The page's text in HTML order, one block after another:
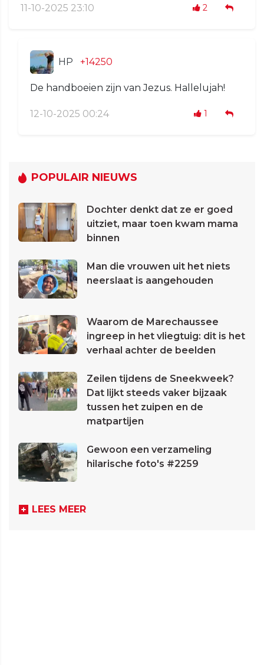
11-10-2025 23:10 2
HP +14250
De handboeien zijn van Jezus. Hallelujah!
12-10-2025 00:24 1
POPULAIR NIEUWS
Dochter denkt dat ze er goed
uitziet, maar toen kwam mama
binnen
Man die vrouwen uit het niets
neerslaat is aangehouden
Waarom de Marechaussee
ingreep in het vliegtuig: dit is het
verhaal achter de beelden
Zeilen tijdens de Sneekweek?
Dat lijkt steeds vaker bijzaak
tussen het zuipen en de
matpartijen
Gewoon een verzameling
hilarische foto's #2259
LEES MEER